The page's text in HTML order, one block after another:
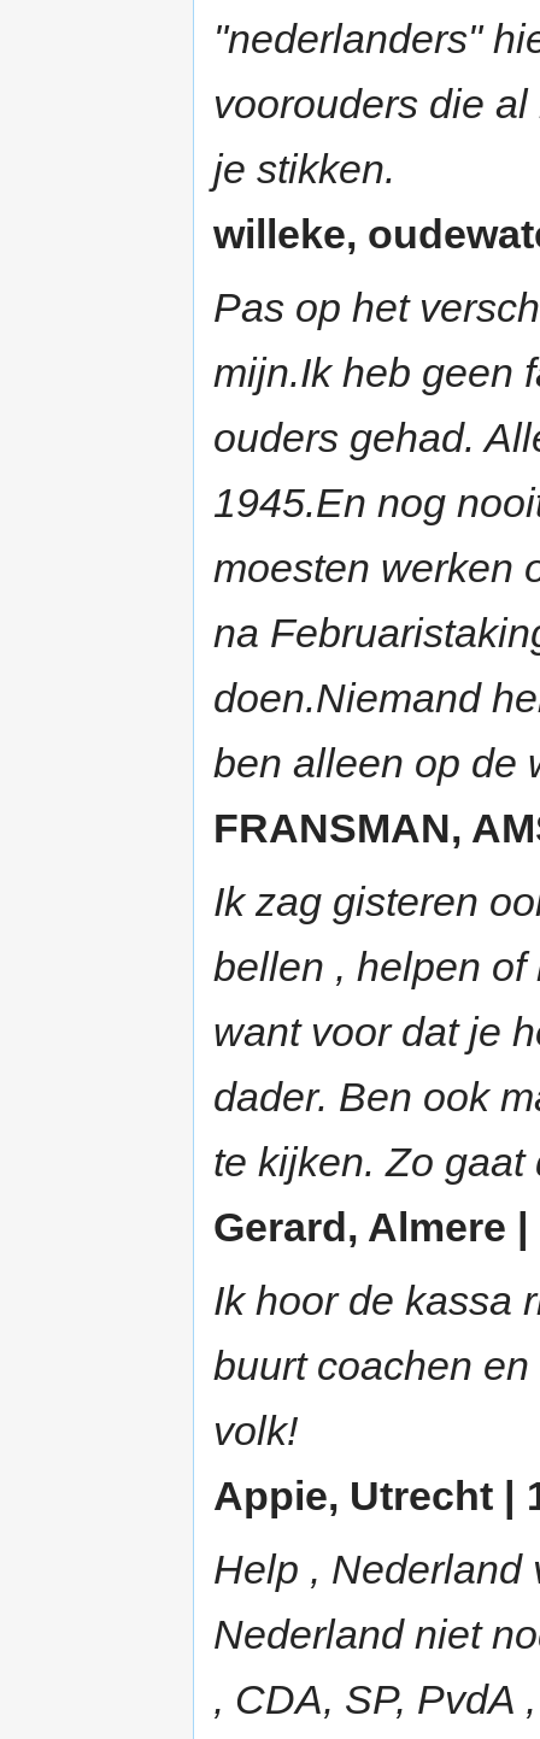
"nederlanders"
voorouders die
je stikken.
willeke,
Pas op het
mijn.Ik heb geen
ouders gehad.
1945.En nog
moesten werken
na
doen.Niemand
ben alleen op de
FRANSMAN,
Ik zag gisteren
bellen , helpen
want voor dat je
dader. Ben ook
te kijken. Zo
Gerard, Almere |
Ik hoor de kassa
buurt coachen
volk!
Appie, Utrecht |
Help , Nederland
Nederland niet
, CDA, SP, PvdA